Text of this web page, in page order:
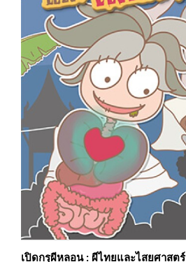
เปิดกรุผีหลอน : ผีไทยและไสยศาสตร์